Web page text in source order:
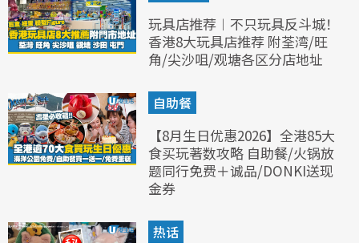
玩具店推荐︱不只玩具反斗城！
香港8大玩具店推荐 附荃湾/旺
角/尖沙咀/观塘各区分店地址
自助餐
【8月生日优惠2026】全港85大
食买玩著数攻略 自助餐/火锅放
题同行免费＋诚品/DONKI送现
金券
热话